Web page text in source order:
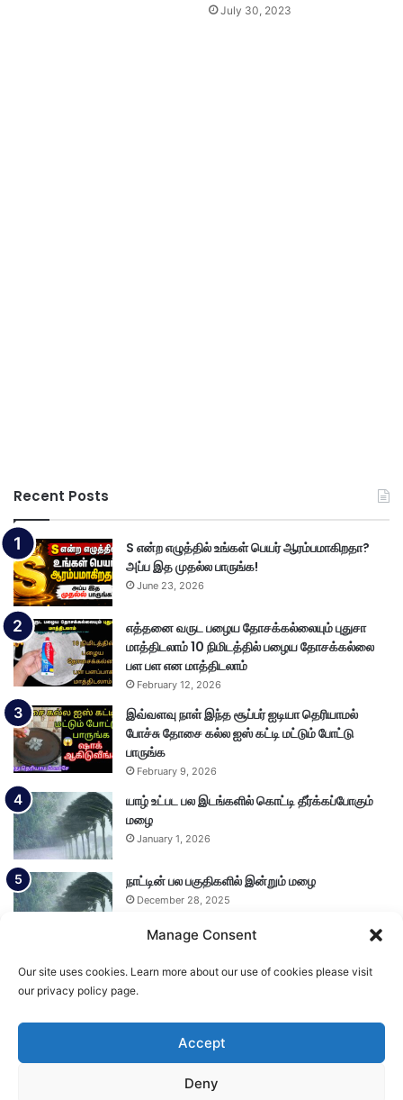
Manage Consent
Our site uses cookies. Learn more about our use of cookies please visit
our privacy policy page.
Accept
Deny
July 30, 2023
Recent Posts
S என்ற எழுத்தில் உங்கள் பெயர் ஆரம்பமாகிறதா?
அப்ப இத முதல்ல பாருங்க!
June 23, 2026
எத்தனை வருட பழைய தோசக்கல்லையும் புதுசா
மாத்திடலாம் 10 நிமிடத்தில் பழைய தோசக்கல்லை
பள பள என மாத்திடலாம்
February 12, 2026
இவ்வளவு நாள் இந்த சூப்பர் ஐடியா தெரியாமல்
போச்சு தோசை கல்ல ஐஸ் கட்டி மட்டும் போட்டு
பாருங்க
February 9, 2026
யாழ் உட்பட பல இடங்களில் கொட்டி தீர்க்கப்போகும்
மழை
January 1, 2026
நாட்டின் பல பகுதிகளில் இன்றும் மழை
December 28, 2025
Load More